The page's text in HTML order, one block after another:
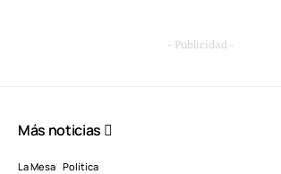
- Publicidad -
Más noticias
La Mesa Política